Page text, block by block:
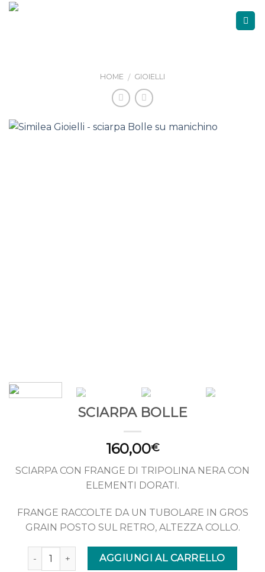
Skip
HOME / GIOIELLI
SCIARPA BOLLE
160,00€
SCIARPA CON FRANGE DI TRIPOLINA NERA CON
ELEMENTI DORATI.
FRANGE RACCOLTE DA UN TUBOLARE IN GROS
GRAIN POSTO SUL RETRO, ALTEZZA COLLO.
Quantità AGGIUNGI AL CARRELLO